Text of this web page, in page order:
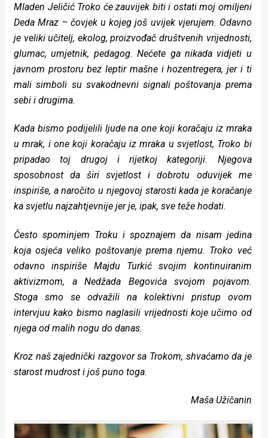
rade
Urban
Places
Aktivizam
Aktuelnosti
Promo
About
Urban
Magazin
Mladen Jeličić Troko će zauvijek biti i ostati moj omiljeni
Deda Mraz – čovjek u kojeg još uvijek vjerujem. Odavno
je veliki učitelj, ekolog, proizvođač društvenih vrijednosti,
glumac, umjetnik, pedagog. Nećete ga nikada vidjeti u
javnom prostoru bez leptir mašne i hozentregera, jer i ti
mali simboli su svakodnevni signali poštovanja prema
sebi i drugima.
Kada bismo podijelili ljude na one koji koračaju iz mraka
u mrak, i one koji koračaju iz mraka u svjetlost, Troko bi
pripadao toj drugoj i rijetkoj kategoriji. Njegova
sposobnost da širi svjetlost i dobrotu oduvijek me
inspiriše, a naročito u njegovoj starosti kada je koračanje
ka svjetlu najzahtjevnije jer je, ipak, sve teže hodati.
Često spominjem Troku i spoznajem da nisam jedina
koja osjeća veliko poštovanje prema njemu. Troko već
odavno inspiriše Majdu Turkić svojim kontinuiranim
aktivizmom, a Nedžada Begovića svojom pojavom.
Stoga smo se odvažili na kolektivni pristup ovom
intervjuu kako bismo naglasili vrijednosti koje učimo od
njega od malih nogu do danas.
Kroz naš zajednički razgovor sa Trokom, shvaćamo da je
starost mudrost i još puno toga.
Maša Užičanin